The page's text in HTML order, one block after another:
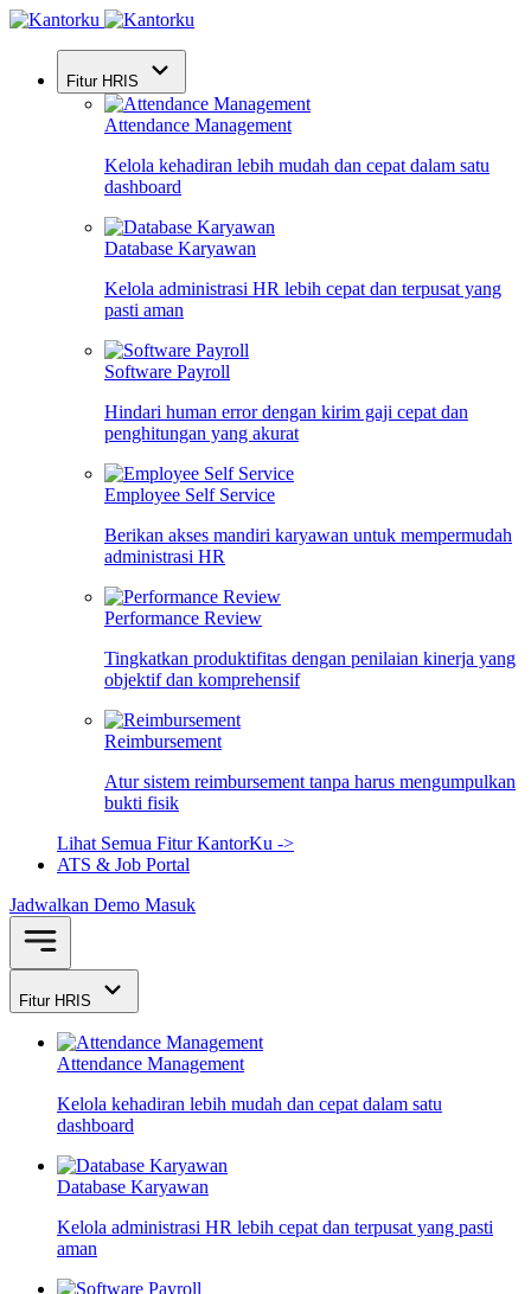
Fitur HRIS
Attendance Management
Kelola kehadiran lebih mudah dan cepat dalam satu
dashboard
Database Karyawan
Kelola administrasi HR lebih cepat dan terpusat yang
pasti aman
Software Payroll
Hindari human error dengan kirim gaji cepat dan
penghitungan yang akurat
Employee Self Service
Berikan akses mandiri karyawan untuk mempermudah
administrasi HR
Performance Review
Tingkatkan produktifitas dengan penilaian kinerja yang
objektif dan komprehensif
Reimbursement
Atur sistem reimbursement tanpa harus mengumpulkan
bukti fisik
Lihat Semua Fitur KantorKu ->
ATS & Job Portal
Jadwalkan Demo Masuk
Fitur HRIS
Attendance Management
Kelola kehadiran lebih mudah dan cepat dalam satu
dashboard
Database Karyawan
Kelola administrasi HR lebih cepat dan terpusat yang pasti
aman